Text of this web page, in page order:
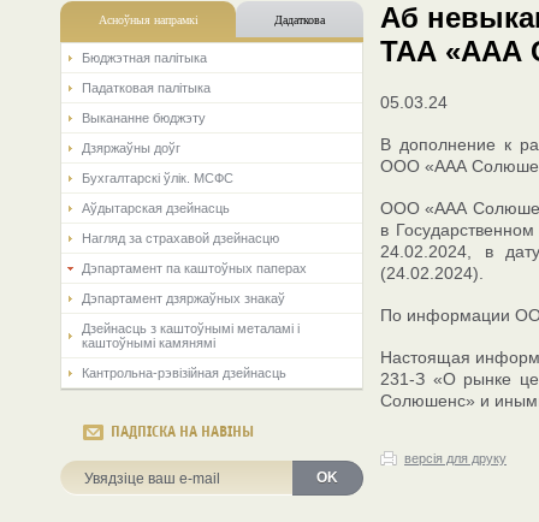
Асноўныя напрамкi Дадаткова
Бюджэтная палiтыка
Падатковая палітыка
Выкананне бюджэту
Дзяржаўны доўг
Бухгалтарскі ўлік. МСФС
Аўдытарская дзейнасць
Нагляд за страхавой дзейнасцю
Дэпартамент па каштоўных паперах
Дэпартамент дзяржаўных знакаў
Дзейнасць з каштоўнымі металамі і
каштоўнымі камянямі
Кантрольна-рэвізійная дзейнасць
ПАДПІСКА НА НАВІНЫ
OK
Аб
ТАА «ААА
05.03.24
В дополнение к
ООО «ААА
ООО «ААА
в
24.02.2024, в
(24.02.2024).
По информации
Настоящая
231-З «О рынке
Солюшенс» и
версія для друку